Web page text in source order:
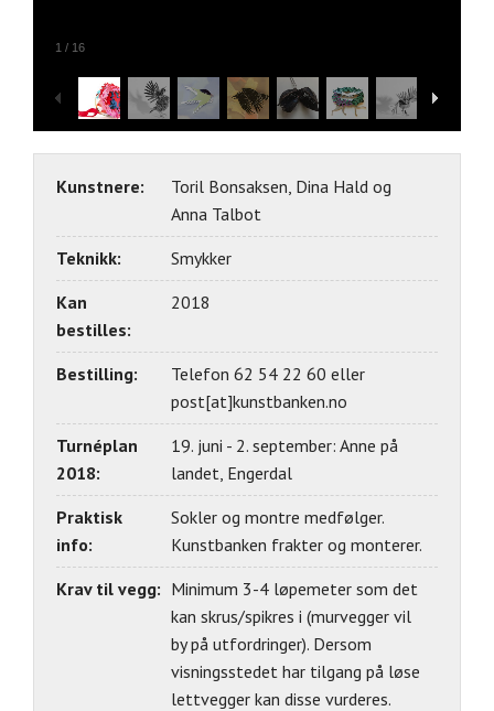
1 / 16
Kunstnere:
Toril Bonsaksen, Dina Hald og
Anna Talbot
Teknikk:
Smykker
Kan
bestilles:
2018
Bestilling:
Telefon 62 54 22 60 eller
post[at]kunstbanken.no
Turnéplan
2018:
19. juni - 2. september: Anne på
landet, Engerdal
Praktisk
info:
Sokler og montre medfølger.
Kunstbanken frakter og monterer.
Krav til vegg: Minimum 3-4 løpemeter som det
kan skrus/spikres i (murvegger vil
by på utfordringer). Dersom
visningsstedet har tilgang på løse
lettvegger kan disse vurderes.